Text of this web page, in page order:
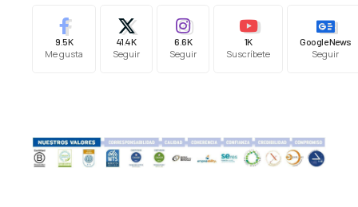
9.5K
Me gusta
41.4K
Seguir
6.6K
Seguir
1K
Suscríbete
Google News
Seguir